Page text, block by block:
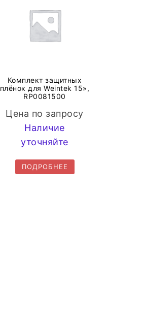
Комплект защитных
плёнок для Weintek 15»,
RP0081500
Цена по запросу
Наличие
уточняйте
ПОДРОБНЕЕ